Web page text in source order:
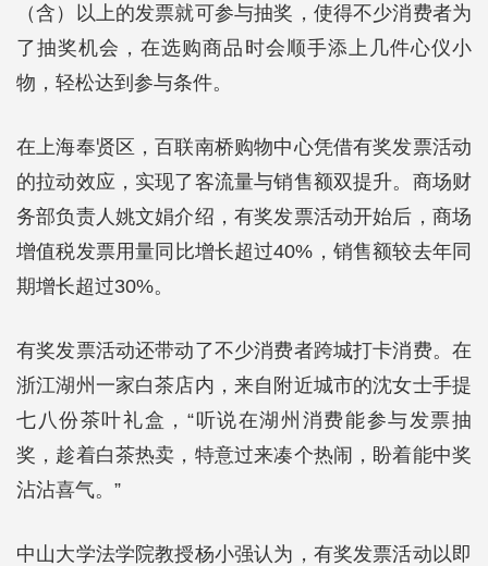
（含）以上的发票就可参与抽奖，使得不少消费者为
了抽奖机会，在选购商品时会顺手添上几件心仪小
物，轻松达到参与条件。
在上海奉贤区，百联南桥购物中心凭借有奖发票活动
的拉动效应，实现了客流量与销售额双提升。商场财
务部负责人姚文娟介绍，有奖发票活动开始后，商场
增值税发票用量同比增长超过40%，销售额较去年同
期增长超过30%。
有奖发票活动还带动了不少消费者跨城打卡消费。在
浙江湖州一家白茶店内，来自附近城市的沈女士手提
七八份茶叶礼盒，“听说在湖州消费能参与发票抽
奖，趁着白茶热卖，特意过来凑个热闹，盼着能中奖
沾沾喜气。”
中山大学法学院教授杨小强认为，有奖发票活动以即